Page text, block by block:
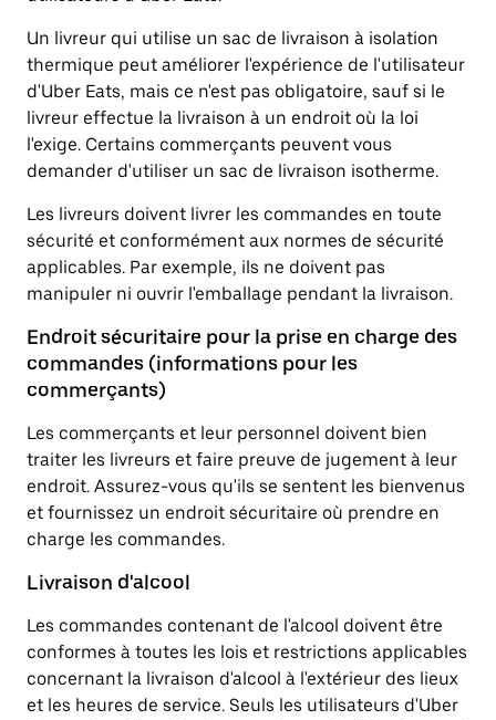
Un livreur qui utilise un sac de livraison à isolation
thermique peut améliorer l'expérience de l'utilisateur
d'Uber Eats, mais ce n'est pas obligatoire, sauf si le
livreur effectue la livraison à un endroit où la loi
l'exige. Certains commerçants peuvent vous
demander d'utiliser un sac de livraison isotherme.
Les livreurs doivent livrer les commandes en toute
sécurité et conformément aux normes de sécurité
applicables. Par exemple, ils ne doivent pas
manipuler ni ouvrir l'emballage pendant la livraison.
Endroit sécuritaire pour la prise en charge des
commandes (informations pour les
commerçants)
Les commerçants et leur personnel doivent bien
traiter les livreurs et faire preuve de jugement à leur
endroit. Assurez-vous qu'ils se sentent les bienvenus
et fournissez un endroit sécuritaire où prendre en
charge les commandes.
Livraison d'alcool
Les commandes contenant de l'alcool doivent être
conformes à toutes les lois et restrictions applicables
concernant la livraison d'alcool à l'extérieur des lieux
et les heures de service. Seuls les utilisateurs d'Uber